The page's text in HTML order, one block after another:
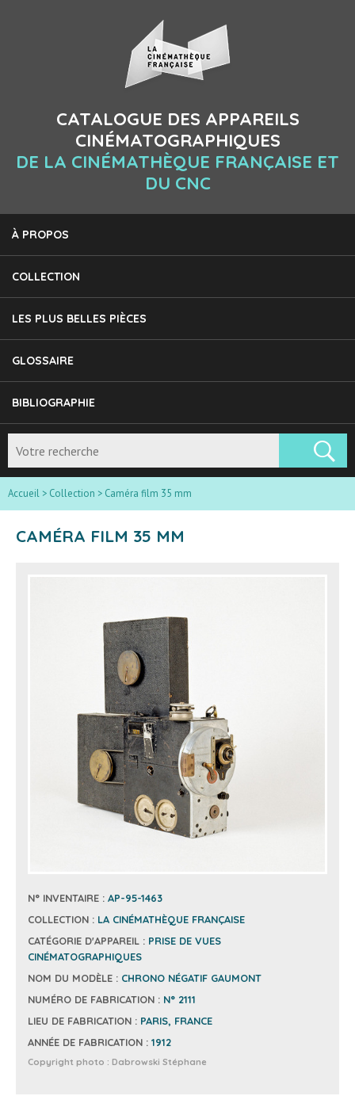
CATALOGUE DES APPAREILS
CINÉMATOGRAPHIQUES
DE LA CINÉMATHÈQUE FRANÇAISE ET
DU CNC
À PROPOS
COLLECTION
LES PLUS BELLES PIÈCES
GLOSSAIRE
BIBLIOGRAPHIE
Accueil > Collection > Caméra film 35 mm
CAMÉRA FILM 35 MM
N° INVENTAIRE : AP-95-1463
COLLECTION : LA CINÉMATHÈQUE FRANÇAISE
CATÉGORIE D'APPAREIL : PRISE DE VUES
CINÉMATOGRAPHIQUES
NOM DU MODÈLE : CHRONO NÉGATIF GAUMONT
NUMÉRO DE FABRICATION : N° 2111
LIEU DE FABRICATION : PARIS, FRANCE
ANNÉE DE FABRICATION : 1912
Copyright photo : Dabrowski Stéphane